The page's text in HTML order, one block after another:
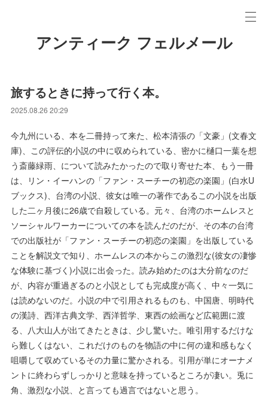
アンティーク フェルメール
旅するときに持って行く本。
2025.08.26 20:29
今九州にいる、本を二冊持って来た、松本清張の「文豪」(文春文
庫)、この評伝的小説の中に収められている、密かに樋口一葉を想
う斎藤緑雨、について読みたかったので取り寄せた本、もう一冊
は、リン・イーハンの「ファン・スーチーの初恋の楽園」(白水U
ブックス)、台湾の小説、彼女は唯一の著作であるこの小説を出版
した二ヶ月後に26歳で自殺している。元々、台湾のホームレスと
ソーシャルワーカーについての本を読んだのだが、その本の台湾
での出版社が「ファン・スーチーの初恋の楽園」を出版している
ことを解説文で知り、ホームレスの本からこの激烈な(彼女の凄惨
な体験に基づく)小説に出会った。読み始めたのは大分前なのだ
が、内容が重過ぎるのと小説としても完成度が高く、中々一気に
は読めないのだ。小説の中で引用されるものも、中国唐、明時代
の漢詩、西洋古典文学、西洋哲学、東西の絵画など広範囲に渡
る、八大山人が出てきたときは、少し驚いた。唯引用するだけな
ら難しくはない、これだけのものを物語の中に何の違和感もなく
咀嚼して収めているその力量に驚かされる。引用が単にオーナメ
ントに終わらずしっかりと意味を持っているところが凄い。兎に
角、激烈な小説、と言っても過言ではないと思う。